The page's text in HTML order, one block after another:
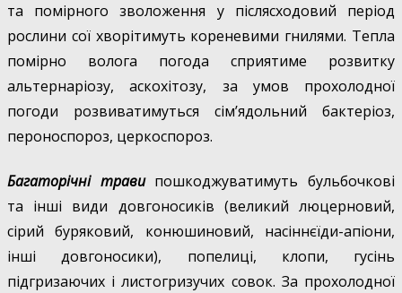
та помірного зволоження у післясходовий період
рослини сої хворітимуть кореневими гнилями. Тепла
помірно волога погода сприятиме розвитку
альтернаріозу, аскохітозу, за умов прохолодної
погоди розвиватимуться сім’ядольний бактеріоз,
пероноспороз, церкоспороз.
Багаторічні травипошкоджуватимуть бульбочкові
та інші види довгоносиків (великий люцерновий,
сірий буряковий, конюшиновий, насіннєїди-апіони,
інші довгоносики), попелиці, клопи, гусінь
підгризаючих і листогризучих совок. За прохолодної